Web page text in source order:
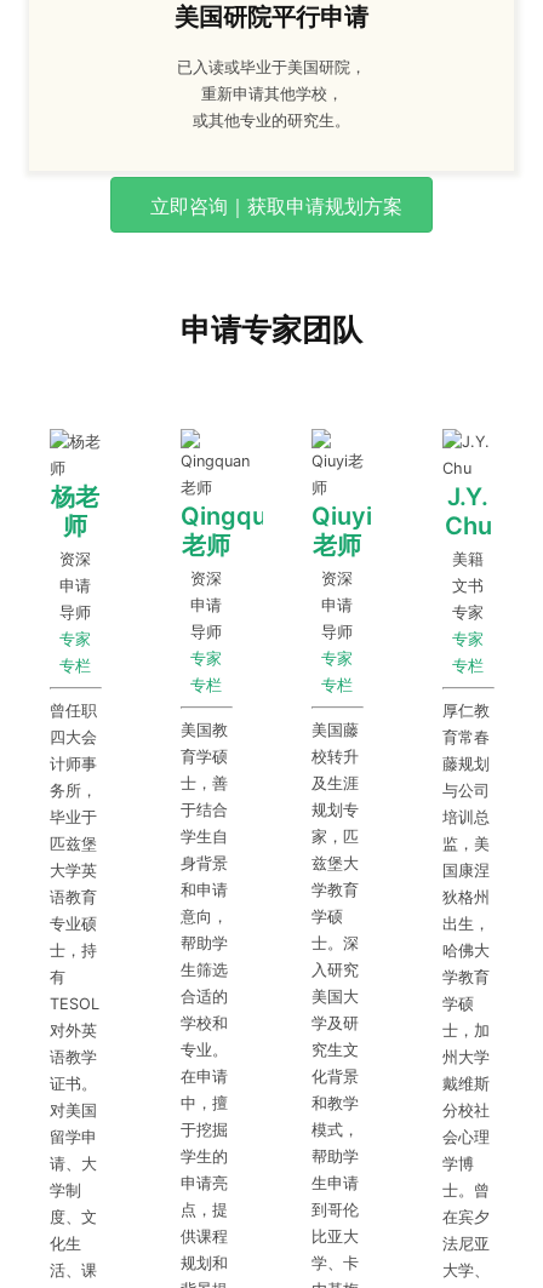
美国研院平行申请
已入读或毕业于美国研院，
重新申请其他学校，
或其他专业的研究生。
立即咨询｜获取申请规划方案
申请专家团队
杨老
师
资深
申请
导师
专家
专栏
曾任职
四大会
计师事
务所，
毕业于
匹兹堡
大学英
语教育
专业硕
士，持
有
TESOL
对外英
语教学
证书。
对美国
留学申
请、大
学制
度、文
化生
活、课
Qingquan
老师
资深
申请
导师
专家
专栏
美国教
育学硕
士，善
于结合
学生自
身背景
和申请
意向，
帮助学
生筛选
合适的
学校和
专业。
在申请
中，擅
于挖掘
学生的
申请亮
点，提
供课程
规划和
Qiuyi
老师
资深
申请
导师
专家
专栏
美国藤
校转升
及生涯
规划专
家，匹
兹堡大
学教育
学硕
士。深
入研究
美国大
学及研
究生文
化背景
和教学
模式，
帮助学
生申请
到哥伦
比亚大
学、卡
J.Y.
Chu
美籍
文书
专家
专家
专栏
厚仁教
育常春
藤规划
与公司
培训总
监，美
国康涅
狄格州
出生，
哈佛大
学教育
学硕
士，加
州大学
戴维斯
分校社
会心理
学博
士。曾
在宾夕
法尼亚
大学、